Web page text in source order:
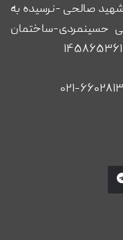
شهید صالحی -نرسیده به
حسینمردی-ساختمان